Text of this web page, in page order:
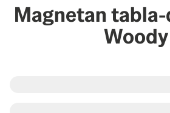
Magnetan
Woody